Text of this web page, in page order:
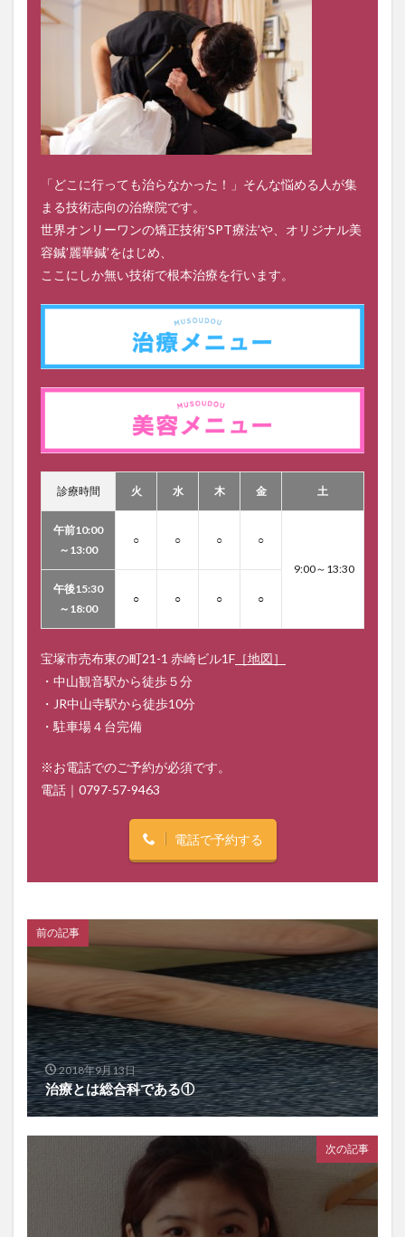
「どこに行っても治らなかった！」そんな悩める人が集
まる技術志向の治療院です。
世界オンリーワンの矯正技術’SPT療法’や、オリジナル美
容鍼’麗華鍼’をはじめ、
ここにしか無い技術で根本治療を行います。
診療時間 火 水 木 金 土
午前10:00
～13:00
○ ○ ○ ○
9:00～13:30
午後15:30
～18:00
○ ○ ○ ○
宝塚市売布東の町21-1 赤崎ビル1F ［地図］
・中山観音駅から徒歩５分
・JR中山寺駅から徒歩10分
・駐車場４台完備
※お電話でのご予約が必須です。
電話｜ 0797-57-9463
電話で予約する
前の記事
2018年9月13日
治療とは総合科である①
次の記事